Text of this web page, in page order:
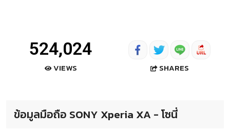
524,024
VIEWS SHARES
ข้อมูลมือถือ SONY Xperia XA - โซนี่